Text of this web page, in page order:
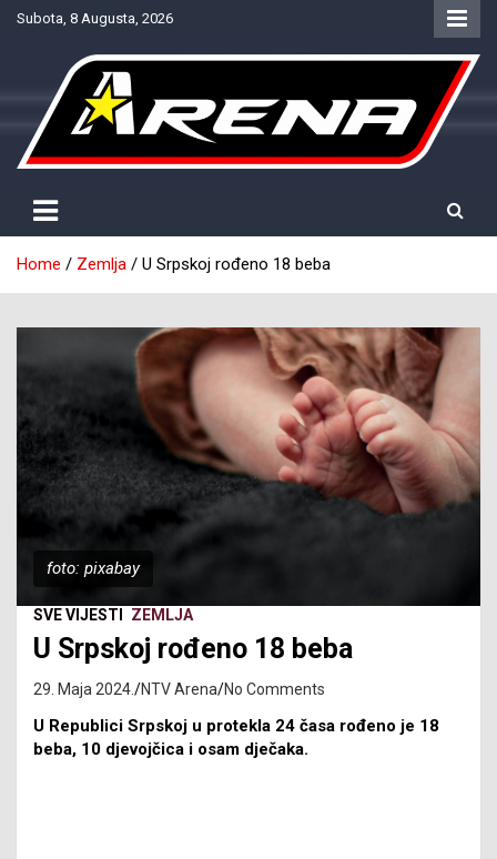
SkipSubota, 8 Augusta, 2026
NTV Arena
Home Zemlja U Srpskoj rođeno 18 beba
foto: pixabay
SVE VIJESTI ZEMLJA
U Srpskoj rođeno 18 beba
29. Maja 2024. NTV Arena No Comments
U Republici Srpskoj u protekla 24 časa rođeno je 18
beba, 10 djevojčica i osam dječaka.